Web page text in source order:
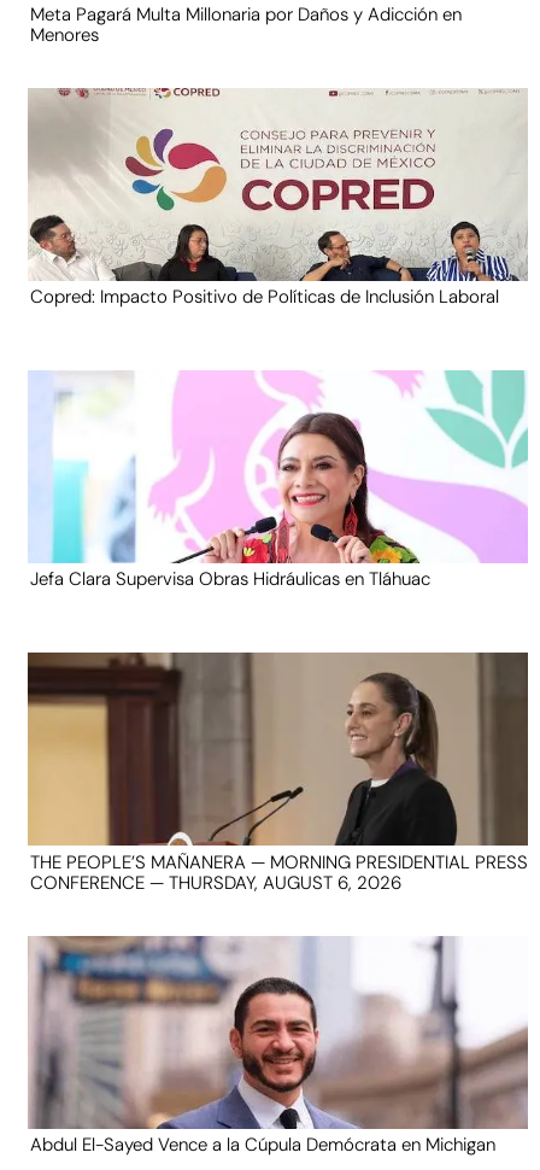
Meta Pagará Multa Millonaria por Daños y Adicción en
Menores
Copred: Impacto Positivo de Políticas de Inclusión Laboral
Jefa Clara Supervisa Obras Hidráulicas en Tláhuac
THE PEOPLE’S MAÑANERA — MORNING PRESIDENTIAL PRESS
CONFERENCE — THURSDAY, AUGUST 6, 2026
Abdul El-Sayed Vence a la Cúpula Demócrata en Michigan